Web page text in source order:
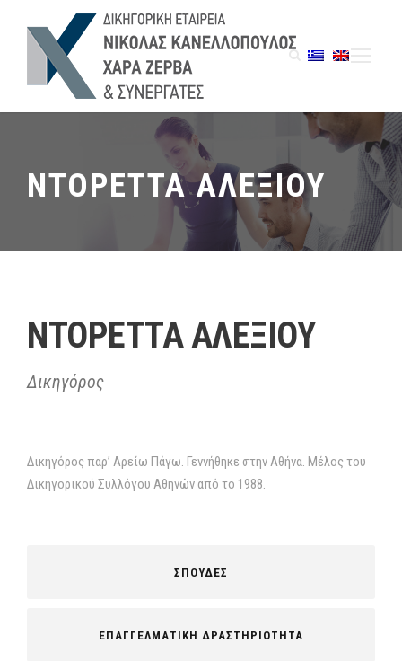
ΝΤΟΡΕΤΤΑ ΑΛΕΞΙΟΥ
ΝΤΟΡΕΤΤΑ ΑΛΕΞΙΟΥ
Δικηγόρος
Δικηγόρος παρ’ Αρείω Πάγω. Γεννήθηκε στην Αθήνα. Μέλος του
Δικηγορικού Συλλόγου Αθηνών από το 1988.
ΣΠΟΥΔΕΣ
ΕΠΑΓΓΕΛΜΑΤΙΚΗ ΔΡΑΣΤΗΡΙΟΤΗΤΑ